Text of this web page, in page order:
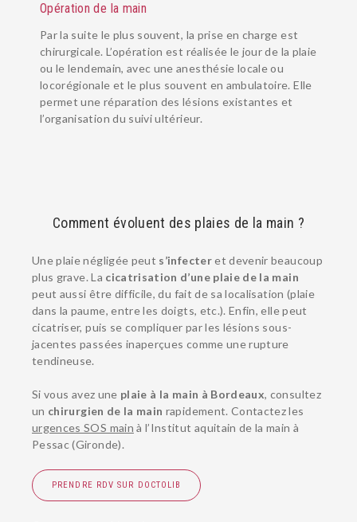
Opération de la main
Par la suite le plus souvent, la prise en charge est
chirurgicale. L’opération est réalisée le jour de la plaie
ou le lendemain, avec une anesthésie locale ou
locorégionale et le plus souvent en ambulatoire. Elle
permet une réparation des lésions existantes et
l’organisation du suivi ultérieur.
Comment évoluent des plaies de la main ?
Une plaie négligée peut s’infecteret devenir beaucoup
plus grave. La cicatrisation d’une plaie de la main
peut aussi être difficile, du fait de sa localisation (plaie
dans la paume, entre les doigts, etc.). Enfin, elle peut
cicatriser, puis se compliquer par les lésions sous-
jacentes passées inaperçues comme une rupture
tendineuse.
Si vous avez une plaie à la main à Bordeaux, consultez
un chirurgien de la main rapidement. Contactez les
urgences SOS main à l’Institut aquitain de la main à
Pessac (Gironde).
PRENDRE RDV SUR DOCTOLIB